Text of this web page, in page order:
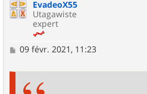
EvadeoX55
Utagawiste
expert
M
09 févr. 2021, 11:23